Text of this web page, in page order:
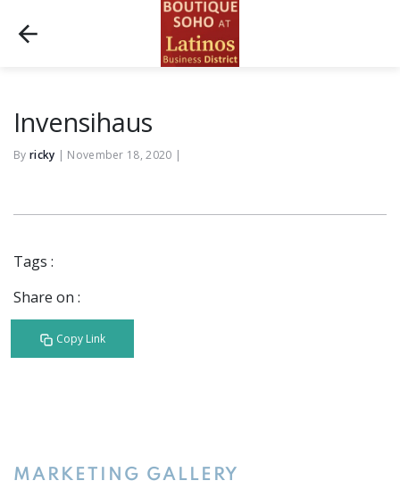
Invensihaus
By ricky | November 18, 2020 |
Tags :
Share on :
Copy Link
MARKETING GALLERY